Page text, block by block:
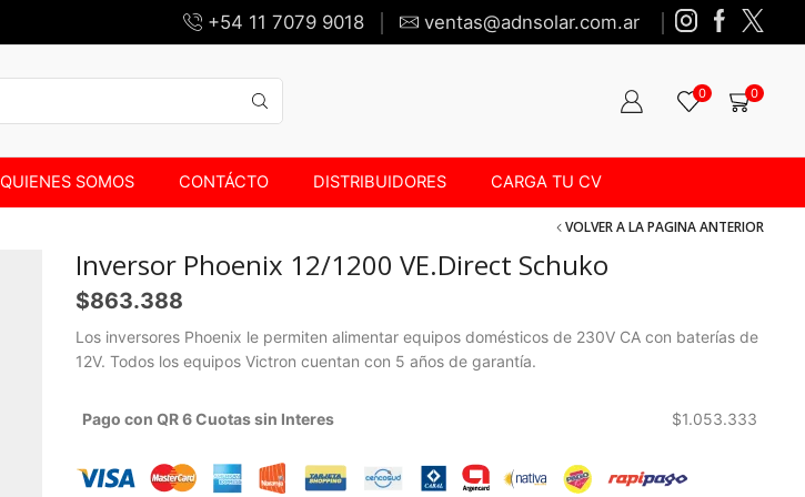
+54 11 7079 9018 ventas@adnsolar.com.ar
0 0
QUIENES SOMOS CONTÁCTO DISTRIBUIDORES CARGA TU CV
VOLVER A LA PAGINA ANTERIOR
Inversor Phoenix 12/1200 VE.Direct Schuko
$863.388
Los inversores Phoenix le permiten alimentar equipos domésticos de 230V CA con baterías de
12V. Todos los equipos Victron cuentan con 5 años de garantía.
Pago con QR 6 Cuotas sin Interes $1.053.333